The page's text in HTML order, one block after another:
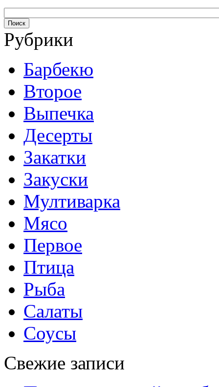
Рубрики
Барбекю
Второе
Выпечка
Десерты
Закатки
Закуски
Мултиварка
Мясо
Первое
Птица
Рыба
Салаты
Соусы
Свежие записи